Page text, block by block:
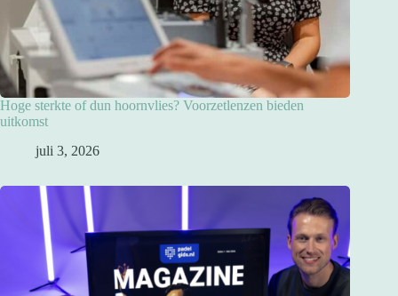
Hoge sterkte of dun hoornvlies? Voorzetlenzen bieden
uitkomst
juli 3, 2026